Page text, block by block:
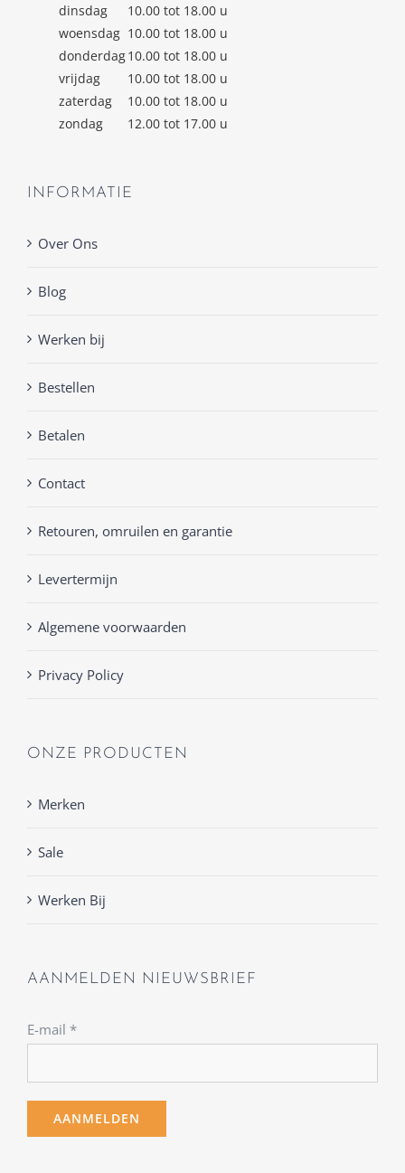
dinsdag
10.00 tot 18.00 u
woensdag 10.00 tot 18.00 u
donderdag10.00 tot 18.00 u
vrijdag
10.00 tot 18.00 u
zaterdag
10.00 tot 18.00 u
zondag
12.00 tot 17.00 u
INFORMATIE
Over Ons
Blog
Werken bij
Bestellen
Betalen
Contact
Retouren, omruilen en garantie
Levertermijn
Algemene voorwaarden
Privacy Policy
ONZE PRODUCTEN
Merken
Sale
Werken Bij
AANMELDEN NIEUWSBRIEF
E-mail *